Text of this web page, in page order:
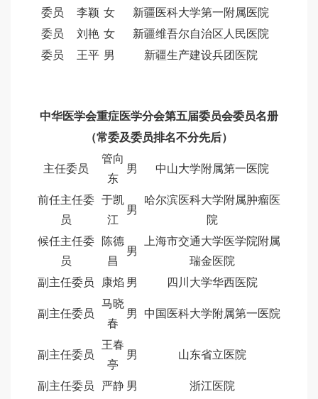
委员 李颖 女
新疆医科大学第一附属医院
委员
刘艳 女
新疆维吾尔自治区人民医院
委员
王平 男 新疆生产建设兵团医院
中华医学会重症医学分会第五届委员会委员名册
（常委及委员排名不分先后）
主任委员
管向
东
男 中山大学附属第一医院
前任主任委
员
于凯
江
男
哈尔滨医科大学附属肿瘤医
院
候任主任委
员
陈德
昌
男
上海市交通大学医学院附属
瑞金医院
副主任委员 康焰 男 四川大学华西医院
副主任委员
马晓
春
男 中国医科大学附属第一医院
副主任委员
王春
亭
男 山东省立医院
副主任委员 严静 男 浙江医院